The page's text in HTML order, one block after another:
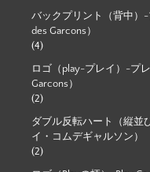
バックプリント（背中）
des Garcons）
(4)
ロゴ（play-プレイ）-プ
Garcons）
(2)
ダブル反転ハート（縦並
イ・コムデギャルソン）
(2)